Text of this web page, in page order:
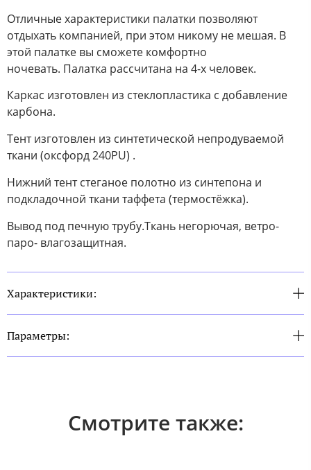
Отличные характеристики палатки позволяют
отдыхать компанией, при этом никому не мешая. В
этой палатке вы сможете комфортно
ночевать. Палатка рассчитана на 4-х человек.
Каркас изготовлен из cтеклопластика с добавление
карбона.
Тент изготовлен из синтетической непродуваемой
ткани (оксфорд 240PU) .
Нижний тент стеганое полотно из синтепона и
подкладочной ткани таффета (термостëжка).
Вывод под печную трубу.Ткань негорючая, ветро-
паро- влагозащитная.
Характеристики:
Параметры:
Смотрите также: